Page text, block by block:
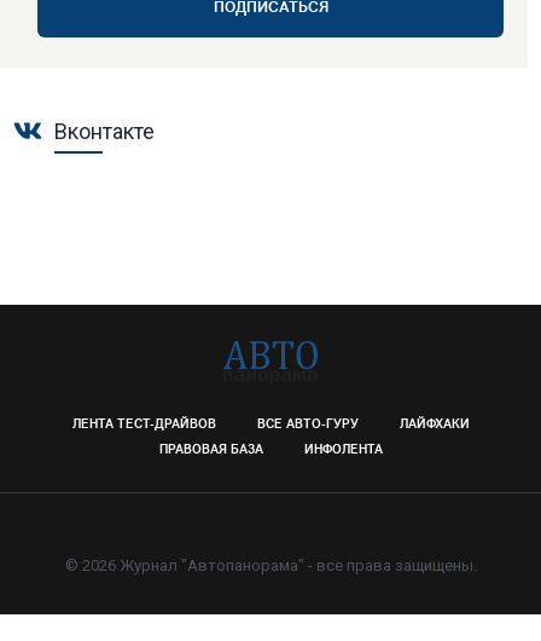
ПОДПИСАТЬСЯ
Вконтакте
ЛЕНТА ТЕСТ-ДРАЙВОВ ВСЕ АВТО-ГУРУ
ЛАЙФХАКИ
ПРАВОВАЯ БАЗА
ИНФОЛЕНТА
© 2026 Журнал "Автопанорама" - все права защищены.